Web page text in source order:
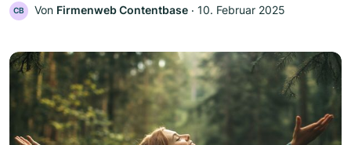
CB Von Firmenweb Contentbase ‧ 10. Februar 2025